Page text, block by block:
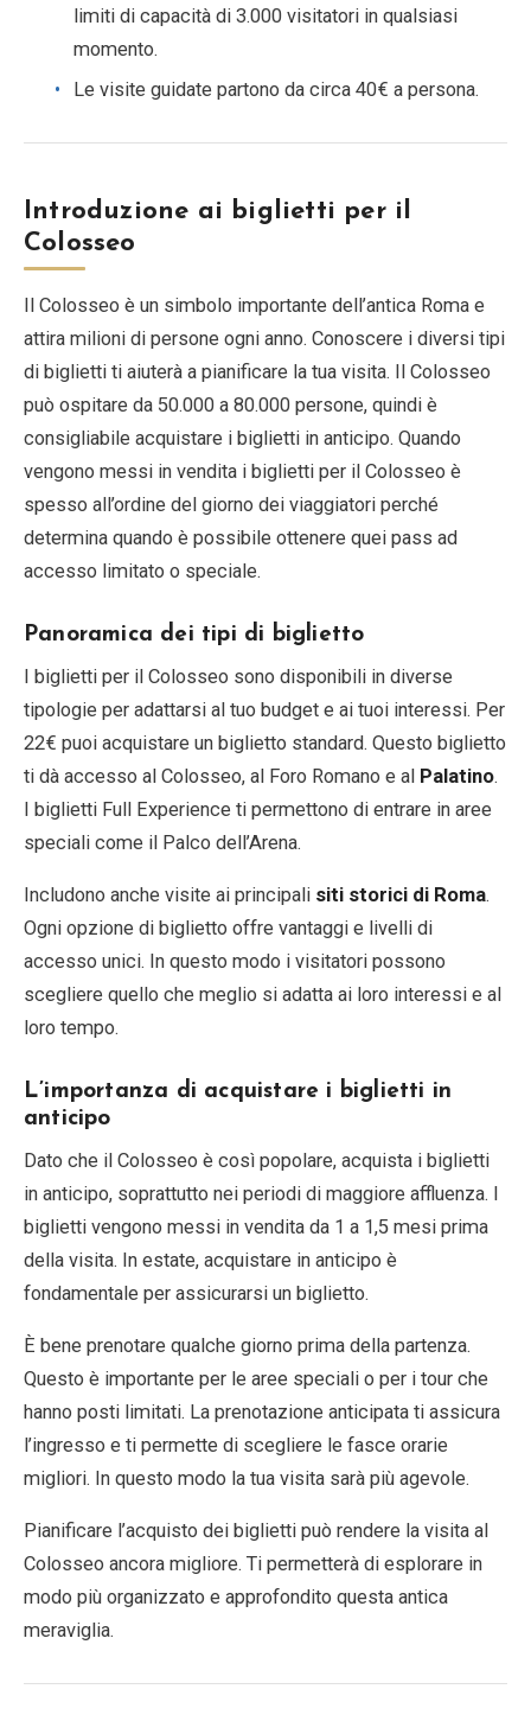
limiti di capacità di 3.000 visitatori in qualsiasi
momento.
Le visite guidate partono da circa 40€ a persona.
Introduzione ai biglietti per il
Colosseo
Il Colosseo è un simbolo importante dell’antica Roma e
attira milioni di persone ogni anno. Conoscere i diversi tipi
di biglietti ti aiuterà a pianificare la tua visita. Il Colosseo
può ospitare da 50.000 a 80.000 persone, quindi è
consigliabile acquistare i biglietti in anticipo. Quando
vengono messi in vendita i biglietti per il Colosseo è
spesso all’ordine del giorno dei viaggiatori perché
determina quando è possibile ottenere quei pass ad
accesso limitato o speciale.
Panoramica dei tipi di biglietto
I biglietti per il Colosseo sono disponibili in diverse
tipologie per adattarsi al tuo budget e ai tuoi interessi. Per
22€ puoi acquistare un biglietto standard. Questo biglietto
ti dà accesso al Colosseo, al Foro Romano e al Palatino.
I biglietti Full Experience ti permettono di entrare in aree
speciali come il Palco dell’Arena.
Includono anche visite ai principali siti storici di Roma.
Ogni opzione di biglietto offre vantaggi e livelli di
accesso unici. In questo modo i visitatori possono
scegliere quello che meglio si adatta ai loro interessi e al
loro tempo.
L’importanza di acquistare i biglietti in
anticipo
Dato che il Colosseo è così popolare, acquista i biglietti
in anticipo, soprattutto nei periodi di maggiore affluenza. I
biglietti vengono messi in vendita da 1 a 1,5 mesi prima
della visita. In estate, acquistare in anticipo è
fondamentale per assicurarsi un biglietto.
È bene prenotare qualche giorno prima della partenza.
Questo è importante per le aree speciali o per i tour che
hanno posti limitati. La prenotazione anticipata ti assicura
l’ingresso e ti permette di scegliere le fasce orarie
migliori. In questo modo la tua visita sarà più agevole.
Pianificare l’acquisto dei biglietti può rendere la visita al
Colosseo ancora migliore. Ti permetterà di esplorare in
modo più organizzato e approfondito questa antica
meraviglia.